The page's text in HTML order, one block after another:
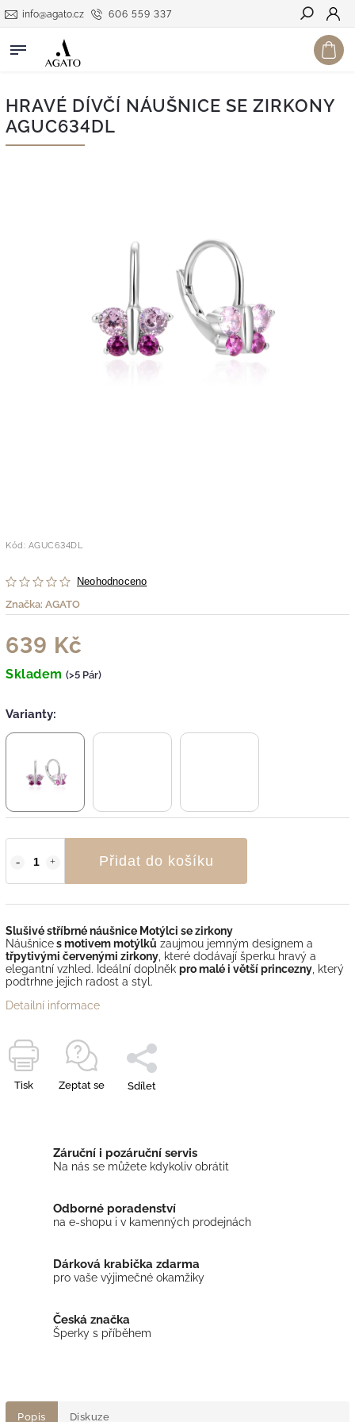
606 559 337
info@agato.cz
Hledat
HRAVÉ DÍVČÍ NÁUŠNICE SE ZIRKONY
AGUC634DL
Kód: AGUC634DL
Neohodnoceno
Značka: AGATO
639 Kč
Skladem (>5 Pár)
Varianty:
Přidat do košíku
Slušivé stříbrné náušnice Motýlci se zirkony
Náušnices motivem motýlků zaujmou jemným designem a
třpytivými červenými zirkony , které dodávají šperku hravý a
elegantní vzhled. Ideální doplněk pro malé i větší princezny , který
podtrhne jejich radost a styl.
Detailní informace
Tisk Zeptat se Sdílet
Záruční i pozáruční servis
Na nás se můžete kdykoliv obrátit
Odborné poradenství
na e-shopu i v kamenných prodejnách
Dárková krabička zdarma
pro vaše výjimečné okamžiky
Česká značka
Šperky s příběhem
Popis Diskuze